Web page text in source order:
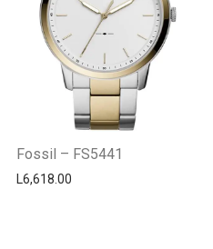
Fossil – FS5441
L6,618.00